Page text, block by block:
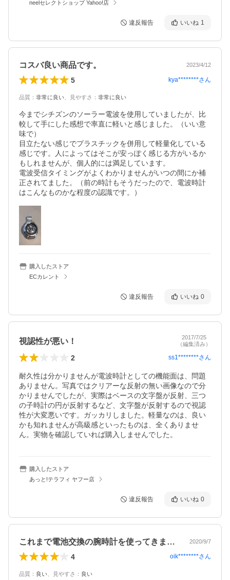
neelセレクトショップ Yahoo!店
違反報告 いいね 1
コスバ良い商品です。 2023/4/12
5 kya********さん
品質 ： 非常に良い 見やすさ ： 非常に良い
今までシチズンのソーラー電波を使用していましたが、比
較して手にした感想で率直に軽いと感じました。（いい意
味で）
目立たない感じでプラスチックを併用して軽量化している
感じです。人によってはそこが安っぽく感じる方がいるか
もしれませんが、個人的には満足しています。
電波受信タイミングがよくわかりませんがいつの間にか補
正されてました。（前の時計もそうだったので、電波時計
はこんなものかな程度の認識です。）
購入したストア
ECカレント
違反報告 いいね 0
視認性が悪い！
2017/7/25
（編集済み）
2 ss1********さん
耐久性は分かりませんが電波時計としての機能面は、問題
ありません。写真ではクリアーな反射の無い画像なので分
かりませんでしたが、実際はベースの文字盤が反射、三つ
の子時計の円が反射するなど、文字盤が反射するので視認
性が大変悪いです。ガッカリしました。軽量なのは、良い
かも知れませんが高級感といったものは、全くありませ
ん。実物を確認していれば購入しませんでした。
購入したストア
あっと!テラフィ ヤフー店
違反報告 いいね 0
これまで電池交換の腕時計を使ってきまし… 2020/9/7
4 oik********さん
品質 ： 良い 見やすさ ： 良い